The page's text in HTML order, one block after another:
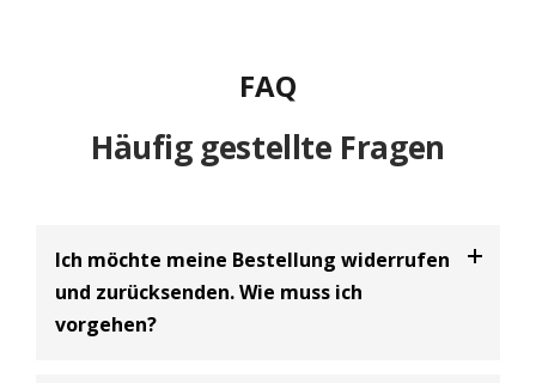
FAQ
Häufig gestellte Fragen
Ich möchte meine Bestellung widerrufen
und zurücksenden. Wie muss ich
vorgehen?